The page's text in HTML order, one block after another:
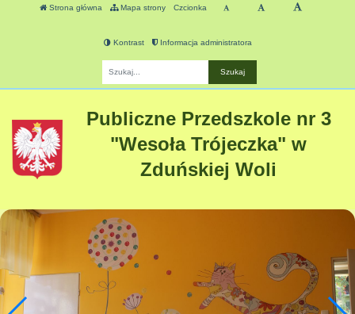
Strona główna Mapa strony Czcionka
Kontrast Informacja administratora
Publiczne Przedszkole nr 3
"Wesoła Trójeczka" w
Zduńskiej Woli